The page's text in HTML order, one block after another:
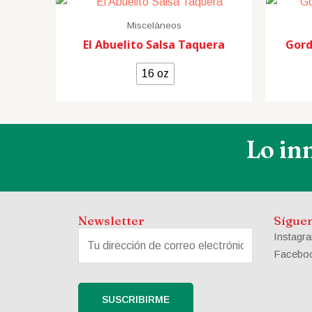
Misceláneos
El Abuelito Salsa Taquera
16 oz
Lo
Newsletter